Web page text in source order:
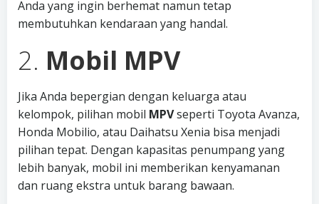
Anda yang ingin berhemat namun tetap
membutuhkan kendaraan yang handal.
2. Mobil MPV
Jika Anda bepergian dengan keluarga atau
kelompok, pilihan mobil MPVseperti Toyota Avanza,
Honda Mobilio, atau Daihatsu Xenia bisa menjadi
pilihan tepat. Dengan kapasitas penumpang yang
lebih banyak, mobil ini memberikan kenyamanan
dan ruang ekstra untuk barang bawaan.